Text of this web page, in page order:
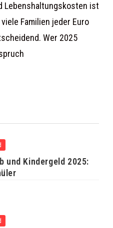
Lebenshaltungskosten ist
Familien jeder Euro
Wer 2025
und Kindergeld 2025: